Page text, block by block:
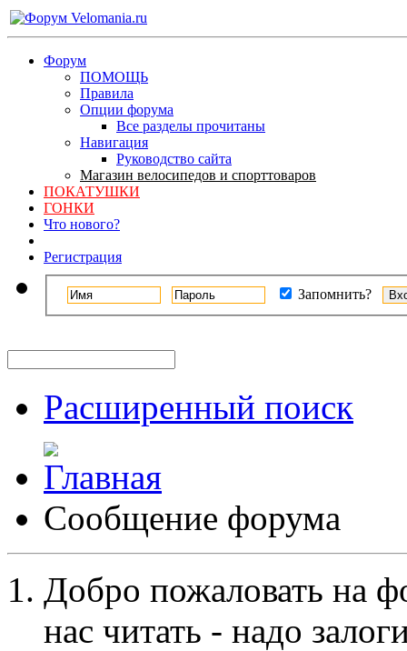
Форум
ПОМОЩЬ
Правила
Опции форума
Все разделы прочитаны
Навигация
Руководство сайта
Магазин велосипедов и спорттоваров
ПОКАТУШКИ
ГОНКИ
Что нового?
Регистрация
Запомнить?
Расширенный поиск
Сообщение форума
Добро пожаловать на
нас читать - надо